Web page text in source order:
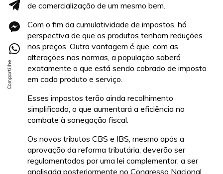
de comercialização de um mesmo bem.
Com o fim da cumulatividade de impostos, há
perspectiva de que os produtos tenham reduções
nos preços. Outra vantagem é que, com as
alterações nas normas, a população saberá
exatamente o que está sendo cobrado de imposto
em cada produto e serviço.
Esses impostos terão ainda recolhimento
simplificado, o que aumentará a eficiência no
combate à sonegação fiscal.
Os novos tributos CBS e IBS, mesmo após a
aprovação da reforma tributária, deverão ser
regulamentados por uma lei complementar, a ser
analisada posteriormente no Congresso Nacional.